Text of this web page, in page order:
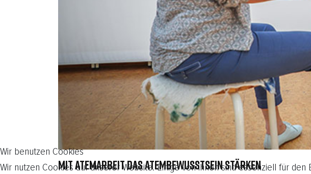
MIT ATEMARBEIT DAS ATEMBEWUSSTSEIN STÄRKEN
Wir benutzen Cookies
Wir nutzen Cookies auf unserer Website. Einige von ihnen sind essenziell für